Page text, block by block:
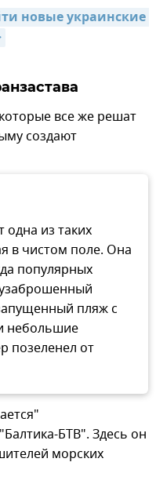
новые украинские
все же решат
создают
одна из таких
в чистом поле. Она
популярных
пляж с
небольшие
позеленел от
БТВ". Здесь он
морских